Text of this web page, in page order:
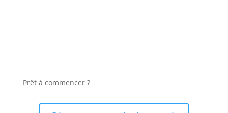
Prêt à commencer ?